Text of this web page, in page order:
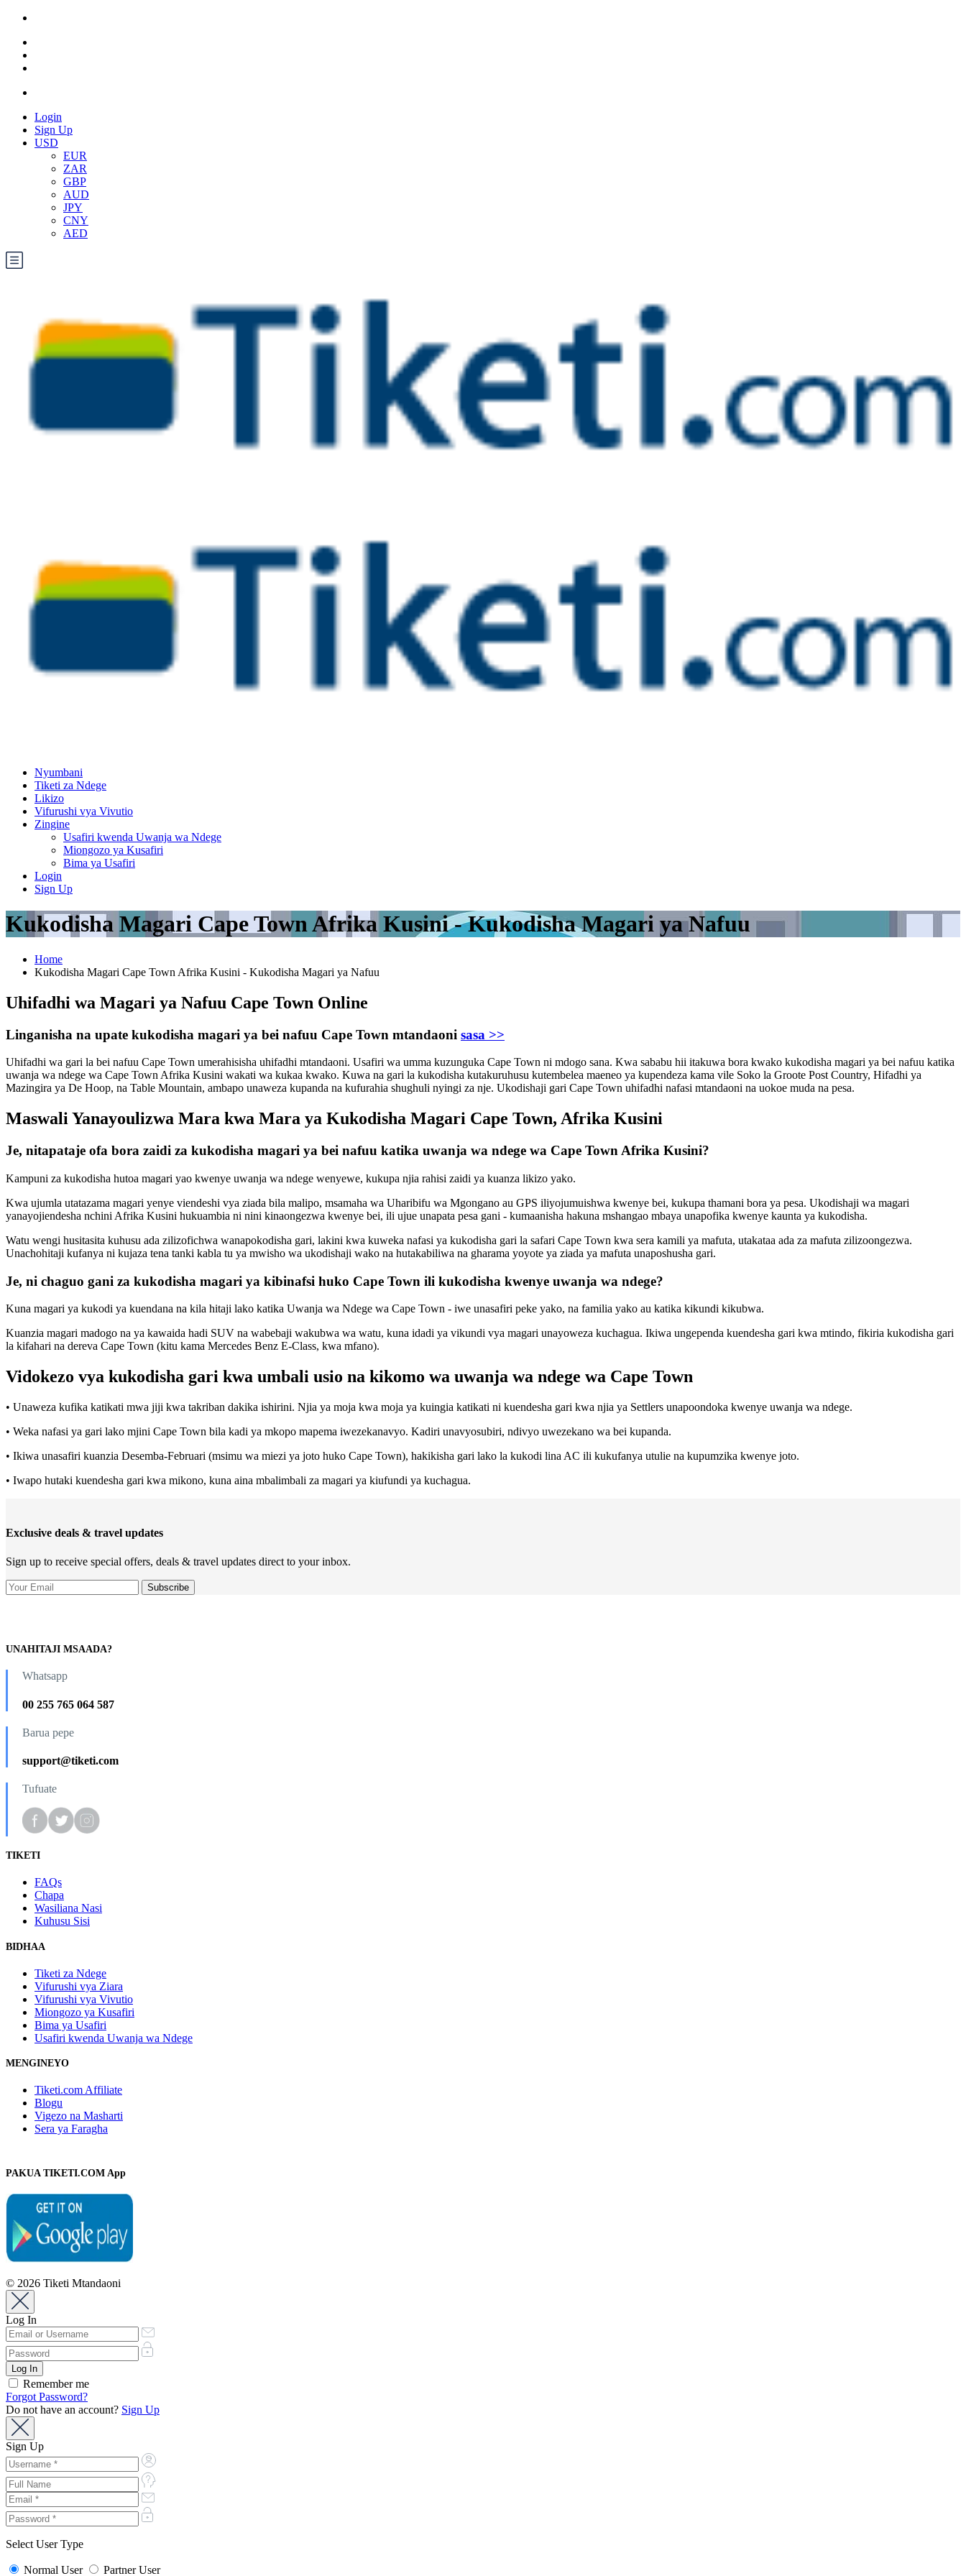
Login
Sign Up
USD
EUR
ZAR
GBP
AUD
JPY
CNY
AED
Nyumbani
Tiketi za Ndege
Likizo
Vifurushi vya Vivutio
Zingine
Usafiri kwenda Uwanja wa Ndege
Miongozo ya Kusafiri
Bima ya Usafiri
Login
Sign Up
Kukodisha Magari Cape Town Afrika Kusini - Kukodisha Magari ya Nafuu
Home
Kukodisha Magari Cape Town Afrika Kusini - Kukodisha Magari ya Nafuu
Uhifadhi wa Magari ya Nafuu Cape Town Online
Linganisha na upate kukodisha magari ya bei nafuu Cape Town mtandaoni sasa >>
Uhifadhi wa gari la bei nafuu Cape Town umerahisisha uhifadhi mtandaoni. Usafiri wa umma kuzunguka Cape Town ni mdogo sana. Kwa sababu hii itakuwa bora kwako kukodisha magari ya bei nafuu katika
uwanja wa ndege wa Cape Town Afrika Kusini wakati wa kukaa kwako. Kuwa na gari la kukodisha kutakuruhusu kutembelea maeneo ya kupendeza kama vile Soko la Groote Post Country, Hifadhi ya
Mazingira ya De Hoop, na Table Mountain, ambapo unaweza kupanda na kufurahia shughuli nyingi za nje. Ukodishaji gari Cape Town uhifadhi nafasi mtandaoni na uokoe muda na pesa.
Maswali Yanayoulizwa Mara kwa Mara ya Kukodisha Magari Cape Town, Afrika Kusini
Je, nitapataje ofa bora zaidi za kukodisha magari ya bei nafuu katika uwanja wa ndege wa Cape Town Afrika Kusini?
Kampuni za kukodisha hutoa magari yao kwenye uwanja wa ndege wenyewe, kukupa njia rahisi zaidi ya kuanza likizo yako.
Kwa ujumla utatazama magari yenye viendeshi vya ziada bila malipo, msamaha wa Uharibifu wa Mgongano au GPS iliyojumuishwa kwenye bei, kukupa thamani bora ya pesa. Ukodishaji wa magari
yanayojiendesha nchini Afrika Kusini hukuambia ni nini kinaongezwa kwenye bei, ili ujue unapata pesa gani - kumaanisha hakuna mshangao mbaya unapofika kwenye kaunta ya kukodisha.
Watu wengi husitasita kuhusu ada zilizofichwa wanapokodisha gari, lakini kwa kuweka nafasi ya kukodisha gari la safari Cape Town kwa sera kamili ya mafuta, utakataa ada za mafuta zilizoongezwa.
Unachohitaji kufanya ni kujaza tena tanki kabla tu ya mwisho wa ukodishaji wako na hutakabiliwa na gharama yoyote ya ziada ya mafuta unaposhusha gari.
Je, ni chaguo gani za kukodisha magari ya kibinafsi huko Cape Town ili kukodisha kwenye uwanja wa ndege?
Kuna magari ya kukodi ya kuendana na kila hitaji lako katika Uwanja wa Ndege wa Cape Town - iwe unasafiri peke yako, na familia yako au katika kikundi kikubwa.
Kuanzia magari madogo na ya kawaida hadi SUV na wabebaji wakubwa wa watu, kuna idadi ya vikundi vya magari unayoweza kuchagua. Ikiwa ungependa kuendesha gari kwa mtindo, fikiria kukodisha gari
la kifahari na dereva Cape Town (kitu kama Mercedes Benz E-Class, kwa mfano).
Vidokezo vya kukodisha gari kwa umbali usio na kikomo wa uwanja wa ndege wa Cape Town
• Unaweza kufika katikati mwa jiji kwa takriban dakika ishirini. Njia ya moja kwa moja ya kuingia katikati ni kuendesha gari kwa njia ya Settlers unapoondoka kwenye uwanja wa ndege.
• Weka nafasi ya gari lako mjini Cape Town bila kadi ya mkopo mapema iwezekanavyo. Kadiri unavyosubiri, ndivyo uwezekano wa bei kupanda.
• Ikiwa unasafiri kuanzia Desemba-Februari (msimu wa miezi ya joto huko Cape Town), hakikisha gari lako la kukodi lina AC ili kukufanya utulie na kupumzika kwenye joto.
• Iwapo hutaki kuendesha gari kwa mikono, kuna aina mbalimbali za magari ya kiufundi ya kuchagua.
Exclusive deals & travel updates
Sign up to receive special offers, deals & travel updates direct to your inbox.
UNAHITAJI MSAADA?
Whatsapp
00 255 765 064 587
Barua pepe
support@tiketi.com
Tufuate
TIKETI
FAQs
Chapa
Wasiliana Nasi
Kuhusu Sisi
BIDHAA
Tiketi za Ndege
Vifurushi vya Ziara
Vifurushi vya Vivutio
Miongozo ya Kusafiri
Bima ya Usafiri
Usafiri kwenda Uwanja wa Ndege
MENGINEYO
Tiketi.com Affiliate
Blogu
Vigezo na Masharti
Sera ya Faragha
PAKUA TIKETI.COM App
© 2026 Tiketi Mtandaoni
Log In
Remember me
Forgot Password?
Do not have an account? Sign Up
Sign Up
Select User Type
Normal User Partner User